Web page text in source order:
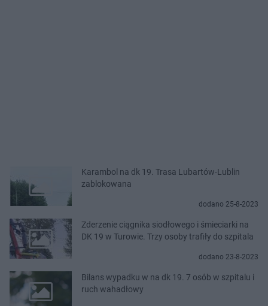
Karambol na dk 19. Trasa Lubartów-Lublin
zablokowana
dodano 25-8-2023
Zderzenie ciągnika siodłowego i śmieciarki na
DK 19 w Turowie. Trzy osoby trafiły do szpitala
dodano 23-8-2023
Bilans wypadku w na dk 19. 7 osób w szpitalu i
ruch wahadłowy